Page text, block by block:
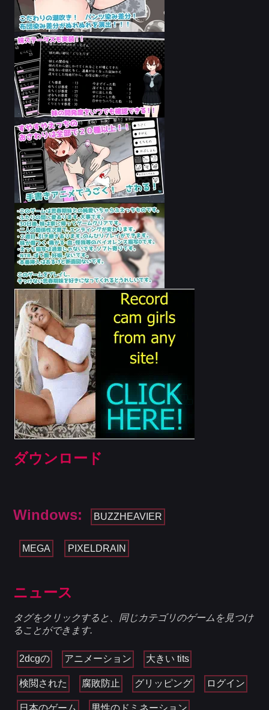
ダウンロード
Windows: BUZZHEAVIER
MEGA PIXELDRAIN
ニュース
タグをクリックすると、同じカテゴリのゲームを見つけ
ることができます.
2dcgの アニメーション 大きい tits
検閲された 腐敗防止 グリッピング ログイン